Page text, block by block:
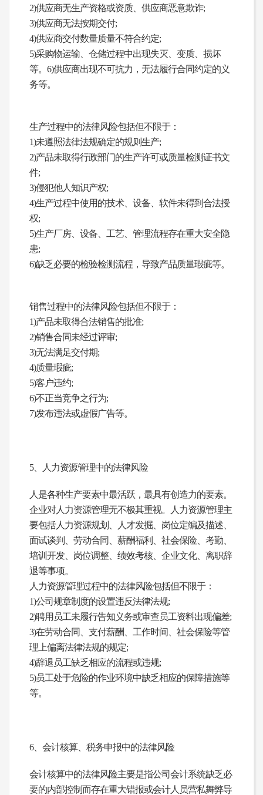
2)供应商无生产资格或资质、供应商恶意欺诈;
3)供应商无法按期交付;
4)供应商交付数量质量不符合约定;
5)采购物运输、仓储过程中出现失灭、变质、损坏
等。6)供应商出现不可抗力，无法履行合同约定的义
务等。
生产过程中的法律风险包括但不限于：
1)未遵照法律法规确定的规则生产;
2)产品未取得行政部门的生产许可或质量检测证书文
件;
3)侵犯他人知识产权;
4)生产过程中使用的技术、设备、软件未得到合法授
权;
5)生产厂房、设备、工艺、管理流程存在重大安全隐
患;
6)缺乏必要的检验检测流程，导致产品质量瑕疵等。
销售过程中的法律风险包括但不限于：
1)产品未取得合法销售的批准;
2)销售合同未经过评审;
3)无法满足交付期;
4)质量瑕疵;
5)客户违约;
6)不正当竞争之行为;
7)发布违法或虚假广告等。
5、人力资源管理中的法律风险
人是各种生产要素中最活跃，最具有创造力的要素。
企业对人力资源管理无不极其重视。人力资源管理主
要包括人力资源规划、人才发掘、岗位定编及描述、
面试谈判、劳动合同、薪酬福利、社会保险、考勤、
培训开发、岗位调整、绩效考核、企业文化、离职辞
退等事项。
人力资源管理过程中的法律风险包括但不限于：
1)公司规章制度的设置违反法律法规;
2)聘用员工未履行告知义务或审查员工资料出现偏差;
3)在劳动合同、支付薪酬、工作时间、社会保险等管
理上偏离法律法规的规定;
4)辞退员工缺乏相应的流程或违规;
5)员工处于危险的作业环境中缺乏相应的保障措施等
等。
6、会计核算、税务申报中的法律风险
会计核算中的法律风险主要是指公司会计系统缺乏必
要的内部控制而存在重大错报或会计人员营私舞弊导